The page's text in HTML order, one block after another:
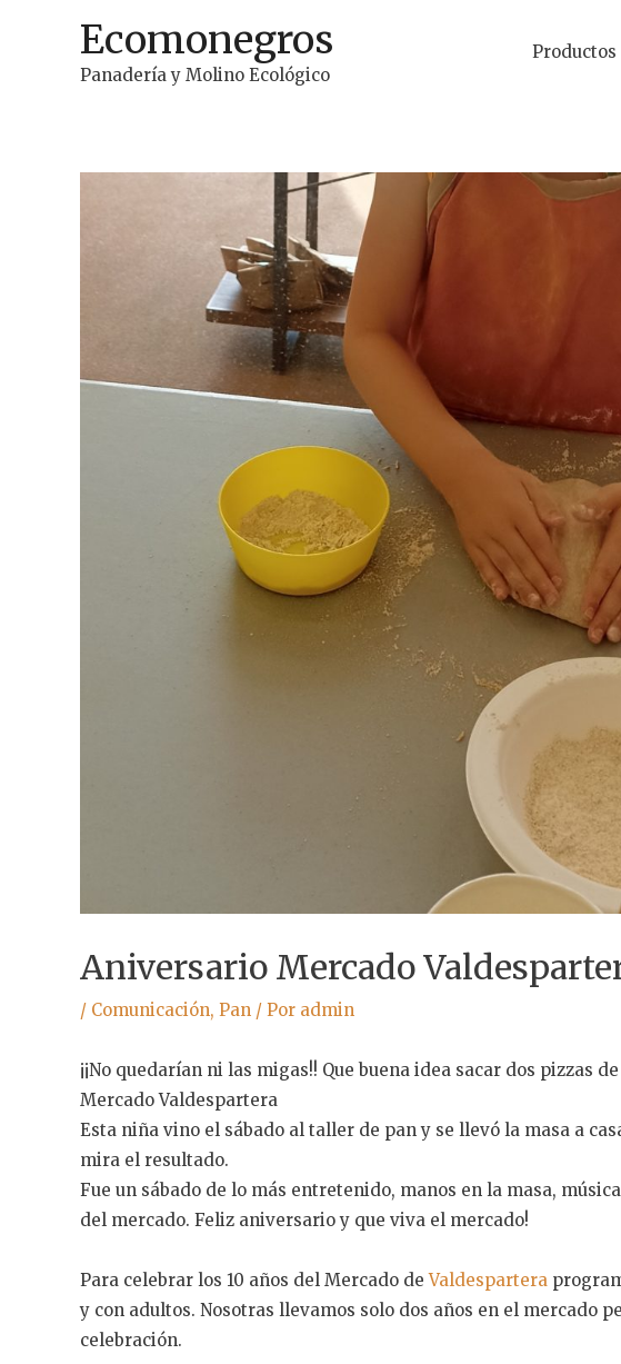
contenido
Ecomonegros
Panadería y Molino Ecológico
Productos
Aniversario Mercado
/ Comunicación, Pan / Por admin
¡¡No quedarían ni las migas!! Que buena idea sacar dos pizzas
Mercado Valdespartera
Esta niña vino el sábado al taller de pan y se llevó la masa a
mira el resultado.
Fue un sábado de lo más entretenido, manos en la masa,
del mercado. Feliz aniversario y que viva el mercado!
Para celebrar los 10 años del Mercado deValdespartera
y con adultos. Nosotras llevamos solo dos años en el mercado
celebración.